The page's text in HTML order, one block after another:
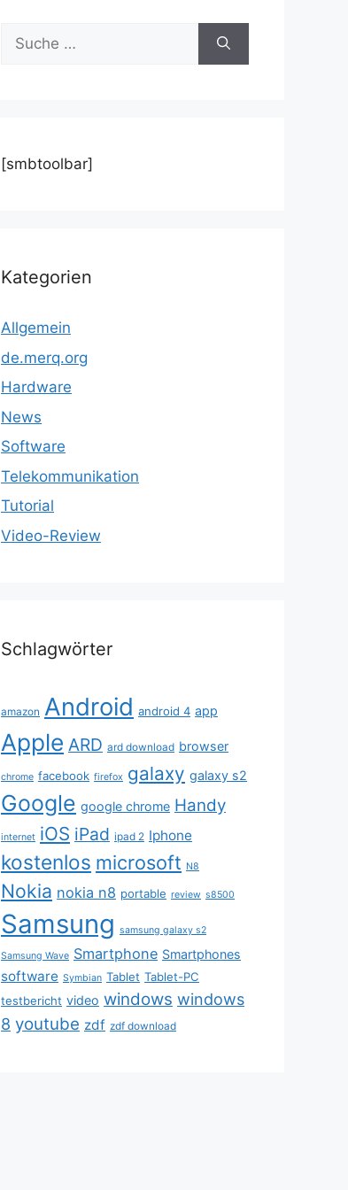
Suche
nach:
[smbtoolbar]
Kategorien
Allgemein
de.merq.org
Hardware
News
Software
Telekommunikation
Tutorial
Video-Review
Schlagwörter
amazon Android android 4 app
Apple ARD ard download browser
chrome facebook firefox galaxy galaxy s2
Google google chrome Handy
internet iOS iPad ipad 2 Iphone
kostenlos microsoft N8
Nokia nokia n8 portable review s8500
Samsung samsung galaxy s2
Samsung Wave Smartphone Smartphones
software Symbian Tablet Tablet-PC
testbericht video windows windows
8 youtube zdf zdf download